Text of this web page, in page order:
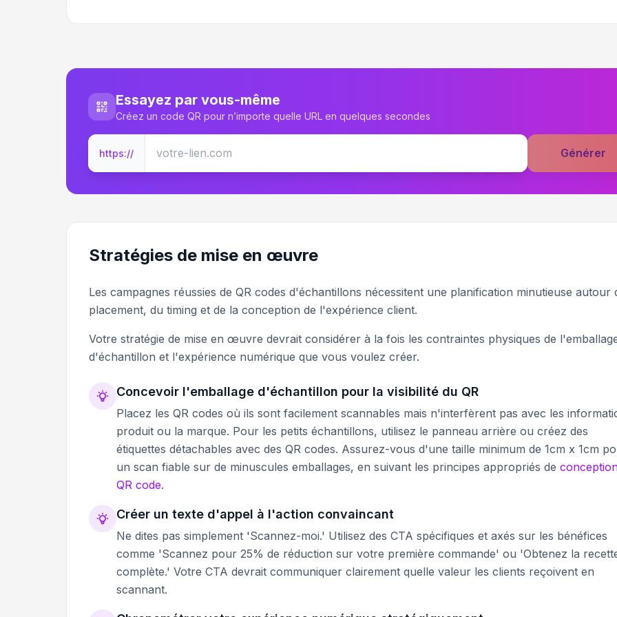
Essayez par vous-même
Créez un code QR pour n’importe quelle URL en quelques secondes
https:// Générer
Stratégies de mise en œuvre
Les campagnes réussies de QR codes d'échantillons nécessitent une planification minutieuse autour
placement, du timing et de la conception de l'expérience client.
Votre stratégie de mise en œuvre devrait considérer à la fois les contraintes physiques de
d'échantillon et l'expérience numérique que vous voulez créer.
Concevoir l'emballage d'échantillon pour la visibilité du QR
Placez les QR codes où ils sont facilement scannables mais n'interfèrent pas avec les
produit ou la marque. Pour les petits échantillons, utilisez le panneau arrière ou créez des
étiquettes détachables avec des QR codes. Assurez-vous d'une taille minimum de 1cm x 1cm
un scan fiable sur de minuscules emballages, en suivant les principes appropriés de
QR code.
Créer un texte d'appel à l'action convaincant
Ne dites pas simplement 'Scannez-moi.' Utilisez des CTA spécifiques et axés sur les bénéfices
comme 'Scannez pour 25% de réduction sur votre première commande' ou 'Obtenez la
complète.' Votre CTA devrait communiquer clairement quelle valeur les clients reçoivent en
scannant.